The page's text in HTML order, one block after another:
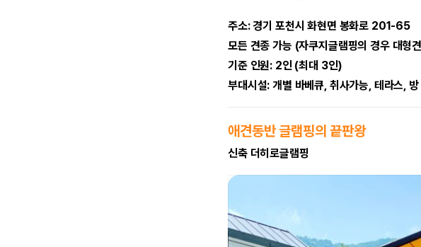
주소: 경기 포천시 화현면 봉화로 201-65
모든 견종 가능 (자쿠지글램핑의 경우 대형
기준 인원: 2인 (최대 3인)
부대시설: 개별 바베큐, 취사가능, 테라스, 방
애견동반 글램핑의 끝판왕
신축 더히로글램핑